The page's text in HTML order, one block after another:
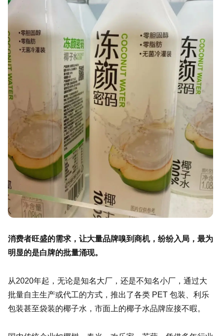
消费者旺盛的需求，让大量品牌嗅到商机，纷纷入局，最为
明显的是白牌的批量涌现。
从2020年起，无论是知名大厂，还是不知名小厂，通过大
批量自主生产或代工的方式，推出了各类 PET 包装、利乐
包装甚至袋装的椰子水，市面上的椰子水品牌应接不暇。